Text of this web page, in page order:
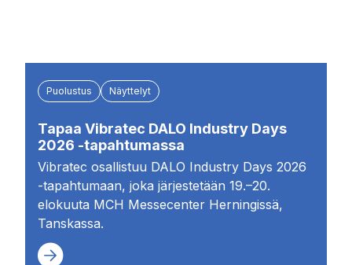
Puolustus Näyttelyt
Tapaa Vibratec DALO Industry Days
2026 -tapahtumassa
Vibratec osallistuu DALO Industry Days 2026
-tapahtumaan, joka järjestetään 19.–20.
elokuuta MCH Messecenter Herningissä,
Tanskassa.